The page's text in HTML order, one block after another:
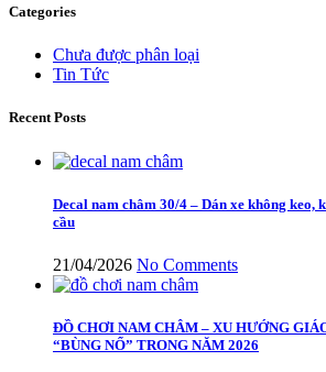
Categories
Chưa được phân loại
Tin Tức
Recent Posts
Decal nam châm 30/4 – Dán xe không keo,
cầu
21/04/2026 No Comments
ĐỒ CHƠI NAM CHÂM – XU HƯỚNG
“BÙNG NỔ” TRONG NĂM 2026